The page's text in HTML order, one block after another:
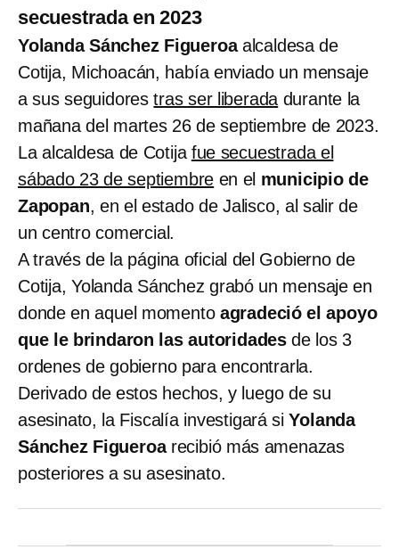
secuestrada en 2023
Yolanda Sánchez Figueroaalcaldesa de
Cotija, Michoacán, había enviado un mensaje
a sus seguidorestras ser liberada durante la
mañana del martes 26 de septiembre de 2023.
La alcaldesa de Cotija fue secuestrada el
sábado 23 de septiembre en el municipio de
Zapopan, en el estado de Jalisco, al salir de
un centro comercial.
A través de la página oficial del Gobierno de
Cotija, Yolanda Sánchez grabó un mensaje en
donde en aquel momento agradeció el apoyo
que le brindaron las autoridades de los 3
ordenes de gobierno para encontrarla.
Derivado de estos hechos, y luego de su
asesinato, la Fiscalía investigará siYolanda
Sánchez Figueroarecibió más amenazas
posteriores a su asesinato.